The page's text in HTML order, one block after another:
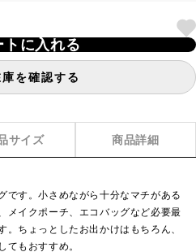
トに入れる
を確認する
サイズ 商品詳細
です。小さめながら十分なマチがある
メイクポーチ、エコバッグなど必要最
ちょっとしたお出かけはもちろん、
てもおすすめ。